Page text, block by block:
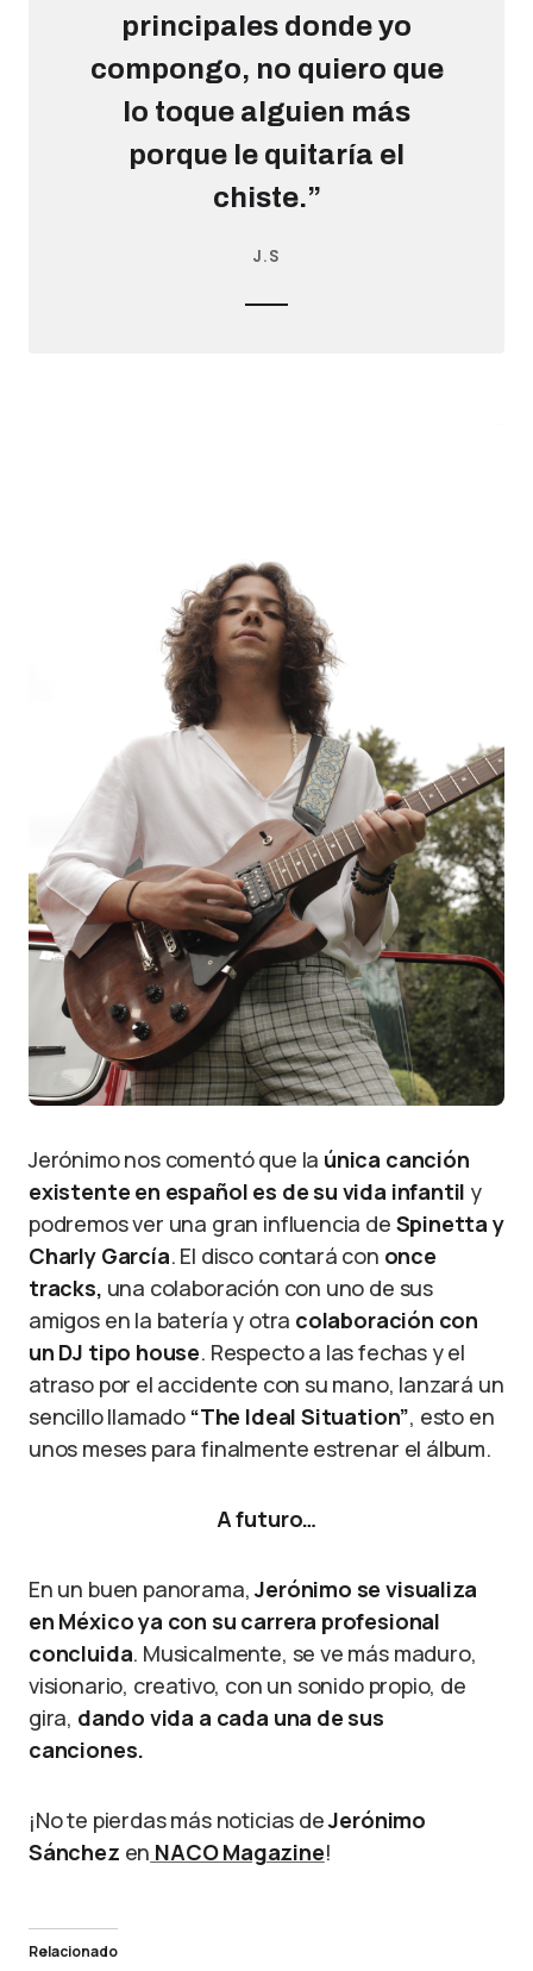
principales donde yo
compongo, no quiero que
lo toque alguien más
porque le quitaría el
chiste.”
J.S
Jerónimo nos comentó que la única canción
existente en español es de su vida infantil y
podremos ver una gran influencia de Spinetta y
Charly García. El disco contará con once
tracks, una colaboración con uno de sus
amigos en la batería y otra colaboración con
un DJ tipo house. Respecto a las fechas y el
atraso por el accidente con su mano, lanzará un
sencillo llamado “The Ideal Situation”, esto en
unos meses para finalmente estrenar el álbum.
A futuro…
En un buen panorama,Jerónimo se visualiza
en México ya con su carrera profesional
concluida. Musicalmente, se ve más maduro,
visionario, creativo, con un sonido propio, de
gira, dando vida a cada una de sus
canciones.
¡No te pierdas más noticias deJerónimo
Sánchez en NACO Magazine!
Relacionado